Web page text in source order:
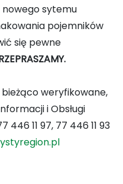
nowego sytemu
pojemników
się pewne
weryfikowane,
i Obsługi
11 97, 77 446 11 93